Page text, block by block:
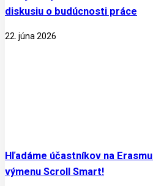
diskusiu o budúcnosti práce
22. júna 2026
Hľadáme účastníkov na
výmenu Scroll Smart!